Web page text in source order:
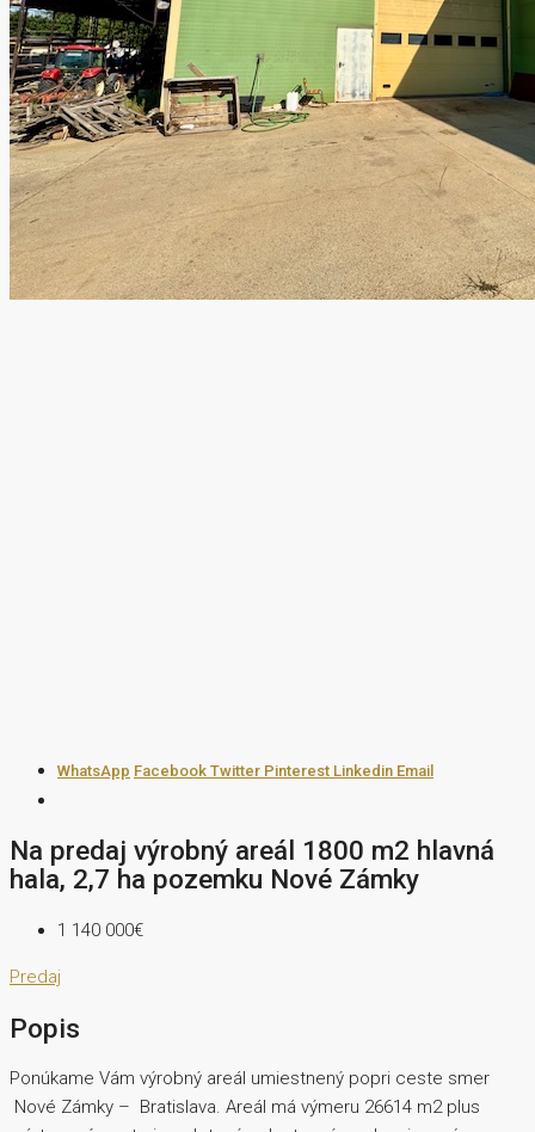
WhatsApp Facebook Twitter Pinterest Linkedin Email
Na predaj výrobný areál 1800 m2 hlavná
hala, 2,7 ha pozemku Nové Zámky
1 140 000€
Predaj
Popis
Ponúkame Vám výrobný areál umiestnený popri ceste smer
Nové Zámky – Bratislava. Areál má výmeru 26614 m2 plus